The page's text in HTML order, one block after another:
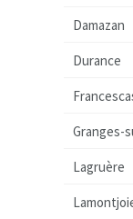
Damazan
Durance
Granges-
Lagruère